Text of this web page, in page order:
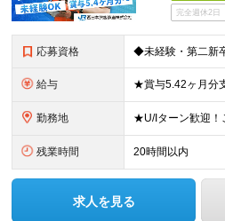
完全週休2日
応募資格
給与
勤務地
残業時間 20時間以内
求人を見る